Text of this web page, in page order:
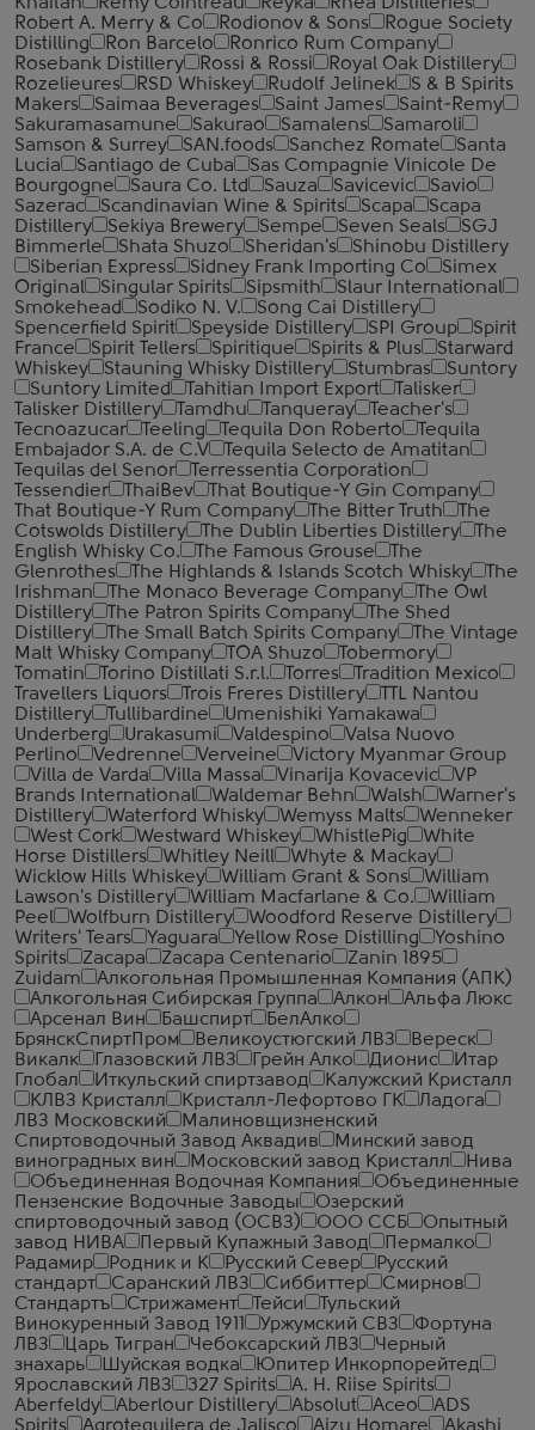
Robert A. Merry & Co
Rodionov & Sons
Rogue Society
Distilling
Ron Barcelo
Ronrico Rum Company
Rosebank Distillery
Rossi & Rossi
Royal Oak Distillery
Rozelieures
RSD Whiskey Rudolf Jelinek
S & B Spirits
Makers
Saimaa Beverages Saint James
Saint-Remy
Sakuramasamune
Sakurao Samalens
Samaroli
Samson & Surrey
SAN.foods Sanchez Romate
Santa
Lucia
Santiago de Cuba
Sas Compagnie Vinicole De
Bourgogne
Saura Co. Ltd Sauza Savicevic
Savio
Sazerac
Scandinavian Wine & Spirits Scapa
Scapa
Distillery
Sekiya Brewery Sempe Seven Seals
SGJ
Bimmerle
Shata Shuzo Sheridan's
Shinobu Distillery
Siberian Express
Sidney Frank Importing Co
Simex
Original
Singular Spirits Sipsmith
Slaur International
Smokehead
Sodiko N. V.
Song Cai Distillery
Spencerfield Spirit
Speyside Distillery SPI Group
Spirit
France
Spirit Tellers Spiritique Spirits & Plus
Starward
Whiskey
Stauning Whisky Distillery Stumbras
Suntory
Suntory Limited
Tahitian Import Export
Talisker
Talisker Distillery
Tamdhu Tanqueray
Teacher's
Tecnoazucar
Teeling Tequila Don Roberto
Tequila
Embajador S.A. de C.V
Tequila Selecto de Amatitan
Tequilas del Senor
Terressentia Corporation
Tessendier
ThaiBev
That Boutique-Y Gin Company
That Boutique-Y Rum Company
The Bitter Truth
The
Cotswolds Distillery
The Dublin Liberties Distillery
The
English Whisky Co.
The Famous Grouse
The
Glenrothes
The Highlands & Islands Scotch Whisky
The
Irishman
The Monaco Beverage Company
The Owl
Distillery
The Patron Spirits Company
The Shed
Distillery
The Small Batch Spirits Company
The Vintage
Malt Whisky Company
TOA Shuzo
Tobermory
Tomatin
Torino Distillati S.r.l. Torres
Tradition Mexico
Travellers Liquors
Trois Freres Distillery
TTL Nantou
Distillery
Tullibardine
Umenishiki Yamakawa
Underberg
Urakasumi Valdespino
Valsa Nuovo
Perlino
Vedrenne Verveine
Victory Myanmar Group
Villa de Varda
Villa Massa Vinarija Kovacevic
VP
Brands International
Waldemar Behn Walsh
Warner's
Distillery
Waterford Whisky Wemyss Malts
Wenneker
West Cork
Westward Whiskey WhistlePig
White
Horse Distillers
Whitley Neill
Whyte & Mackay
Wicklow Hills Whiskey
William Grant & Sons
William
Lawson's Distillery
William Macfarlane & Co.
William
Peel
Wolfburn Distillery
Woodford Reserve Distillery
Writers' Tears
Yaguara Yellow Rose Distilling
Yoshino
Spirits
Zacapa Zacapa Centenario
Zanin 1895
Zuidam
Алкогольная Промышленная Компания (АПК)
Алкогольная Сибирская Группа
Алкон
Альфа Люкс
Арсенал Вин
Башспирт
БелАлко
БрянскСпиртПром
Великоустюгский ЛВЗ
Вереск
Викалк
Глазовский ЛВЗ Грейн Алко Дионис
Итар
Глобал
Иткульский спиртзавод
Калужский Кристалл
КЛВЗ Кристалл
Кристалл-Лефортово ГК
Ладога
ЛВЗ Московский
Малиновщизненский
Спиртоводочный Завод Аквадив
Минский завод
виноградных вин
Московский завод Кристалл
Нива
Объединенная Водочная Компания
Объединенные
Пензенские Водочные Заводы
Озерский
спиртоводочный завод (ОСВЗ)
ООО ССБ
Опытный
завод НИВА
Первый Купажный Завод
Пермалко
Радамир
Родник и К Русский Север
Русский
стандарт
Саранский ЛВЗ Сиббиттер
Смирнов
Стандартъ
Стрижамент Тейси
Тульский
Винокуренный Завод 1911
Уржумский СВЗ
Фортуна
ЛВЗ
Царь Тигран Чебоксарский ЛВЗ
Черный
знахарь
Шуйская водка
Юпитер Инкорпорейтед
Ярославский ЛВЗ
327 Spirits
A. H. Riise Spirits
Aberfeldy
Aberlour Distillery Absolut Aceo
ADS